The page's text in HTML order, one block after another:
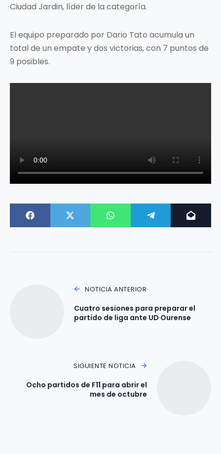
Ciudad Jardin, líder de la categoría.
El equipo preparado por Dario Tato acumula un
total de un empate y dos victorias, con 7 puntos de
9 posibles.
NOTICIA ANTERIOR
Cuatro sesiones para preparar el
partido de liga ante UD Ourense
SIGUIENTE NOTICIA
Ocho partidos de F11 para abrir el
mes de octubre